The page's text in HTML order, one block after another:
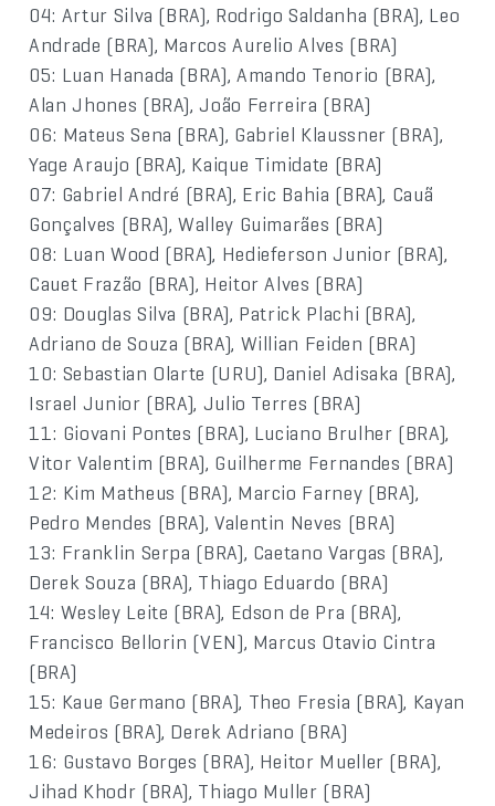
04: Artur Silva (BRA), Rodrigo Saldanha (BRA), Leo
Andrade (BRA), Marcos Aurelio Alves (BRA)
05: Luan Hanada (BRA), Amando Tenorio (BRA),
Alan Jhones (BRA), João Ferreira (BRA)
06: Mateus Sena (BRA), Gabriel Klaussner (BRA),
Yage Araujo (BRA), Kaique Timidate (BRA)
07: Gabriel André (BRA), Eric Bahia (BRA), Cauã
Gonçalves (BRA), Walley Guimarães (BRA)
08: Luan Wood (BRA), Hedieferson Junior (BRA),
Cauet Frazão (BRA), Heitor Alves (BRA)
09: Douglas Silva (BRA), Patrick Plachi (BRA),
Adriano de Souza (BRA), Willian Feiden (BRA)
10: Sebastian Olarte (URU), Daniel Adisaka (BRA),
Israel Junior (BRA), Julio Terres (BRA)
11: Giovani Pontes (BRA), Luciano Brulher (BRA),
Vitor Valentim (BRA), Guilherme Fernandes (BRA)
12: Kim Matheus (BRA), Marcio Farney (BRA),
Pedro Mendes (BRA), Valentin Neves (BRA)
13: Franklin Serpa (BRA), Caetano Vargas (BRA),
Derek Souza (BRA), Thiago Eduardo (BRA)
14: Wesley Leite (BRA), Edson de Pra (BRA),
Francisco Bellorin (VEN), Marcus Otavio Cintra
(BRA)
15: Kaue Germano (BRA), Theo Fresia (BRA), Kayan
Medeiros (BRA), Derek Adriano (BRA)
16: Gustavo Borges (BRA), Heitor Mueller (BRA),
Jihad Khodr (BRA), Thiago Muller (BRA)